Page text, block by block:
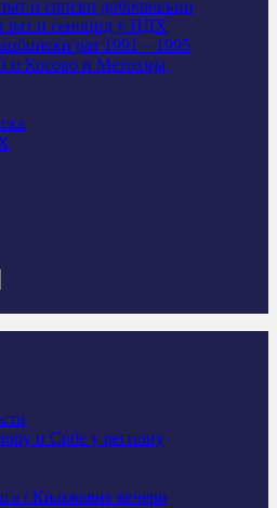
и српски добровољци
рат и геноцид у НДХ
рат 1991 – 1995
и Косово и Метохија
и Србе у региону
/ Књижевне вечери